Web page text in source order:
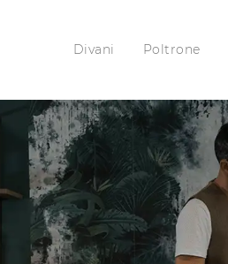
Divani Poltrone